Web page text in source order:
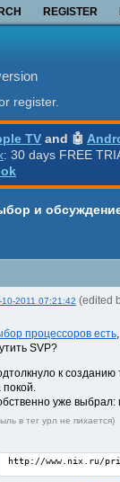
REGISTER
register.
TV and 🤖
: 30 days FREE
и
10-2011 07:21:42 (edited
процессоров есть,
SVP?
к
покой.
уже выбрал:
в тег урл не пихается)
http://www.nix.ru/